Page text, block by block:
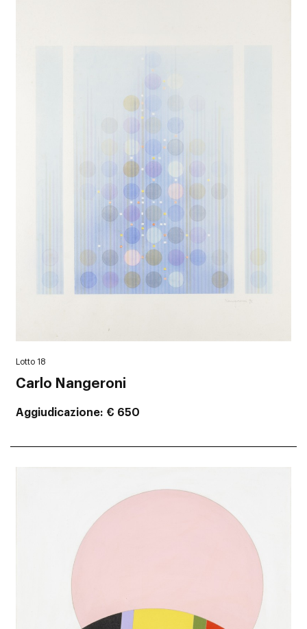
Lotto 18
Carlo Nangeroni
Aggiudicazione € 650